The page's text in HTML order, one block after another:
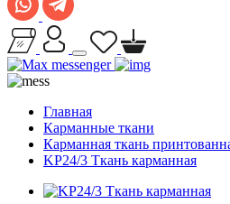
Главная
Карманные ткани
Карманная ткань
KP24/3 Ткань карманная